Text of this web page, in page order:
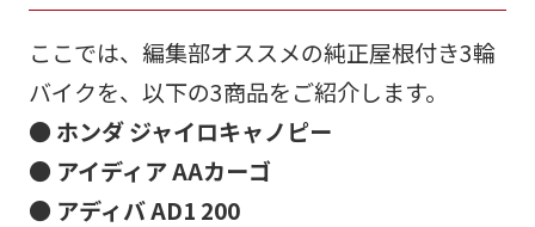
ここでは、編集部オススメの純正屋根付き3輪
バイクを、以下の3商品をご紹介します。
● ホンダ ジャイロキャノピー
● アイディア AAカーゴ
● アディバ AD1 200